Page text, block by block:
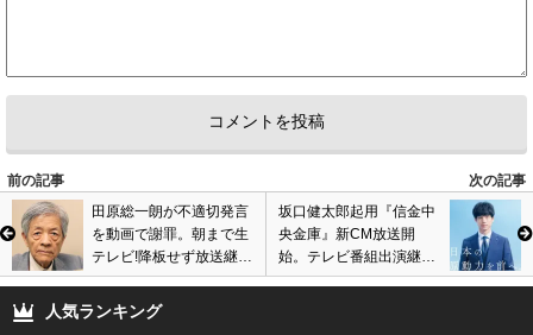
前の記事
次の記事
田原総一朗が不適切発言
を動画で謝罪。朝まで生
テレビ!降板せず放送継続
へ。BS朝日の問題を長女
が暴露で波紋
坂口健太郎起用『信金中
央金庫』新CM放送開
始。テレビ番組出演継続
で二股スキャンダルの影
人気ランキング